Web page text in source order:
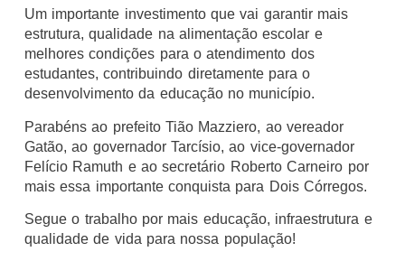
Um importante investimento que vai garantir mais
estrutura, qualidade na alimentação escolar e
melhores condições para o atendimento dos
estudantes, contribuindo diretamente para o
desenvolvimento da educação no município.
Parabéns ao prefeito Tião Mazziero, ao vereador
Gatão, ao governador Tarcísio, ao vice-governador
Felício Ramuth e ao secretário Roberto Carneiro por
mais essa importante conquista para Dois Córregos.
Segue o trabalho por mais educação, infraestrutura e
qualidade de vida para nossa população!